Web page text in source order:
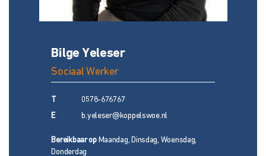
Bilge Yeleser
Sociaal Werker
0578-676767
E b.yeleser@koppelswoe.nl
Bereikbaar opMaandag, Dinsdag, Woensdag,
Donderdag